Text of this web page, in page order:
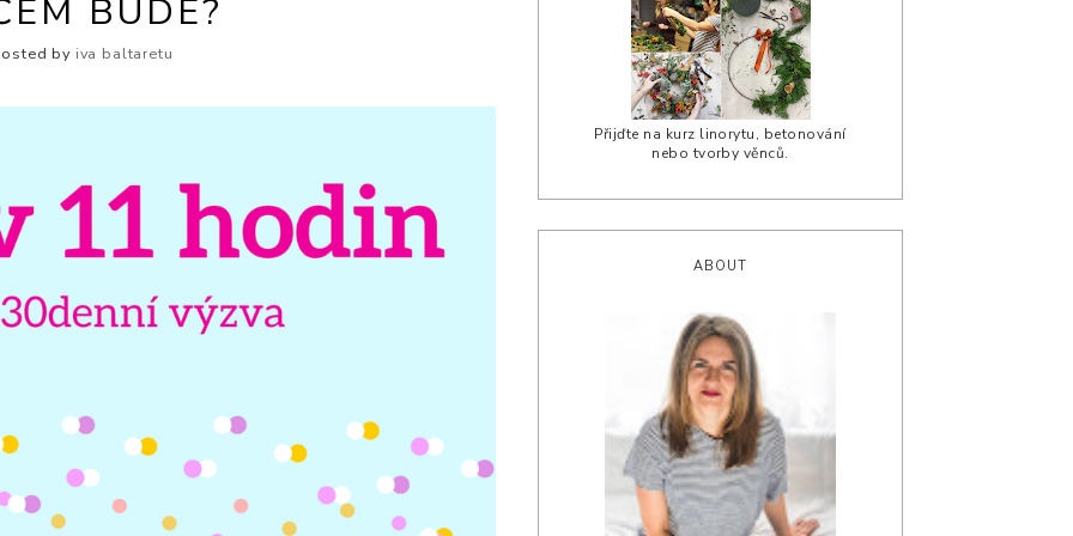
BUDE?
by iva baltaretu
Přijďte na kurz linorytu, betonování
nebo tvorby věnců.
ABOUT